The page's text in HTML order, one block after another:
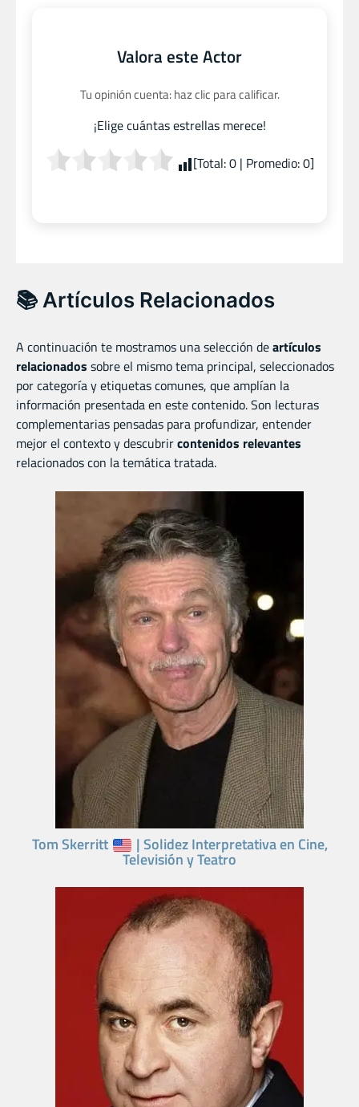
Valora este Actor
Tu opinión cuenta: haz clic para calificar.
¡Elige cuántas estrellas merece!
[Total:0| Promedio:0]
📚 Artículos Relacionados
A continuación te mostramos una selección deartículos
relacionados sobre el mismo tema principal, seleccionados
por categoría y etiquetas comunes, que amplían la
información presentada en este contenido. Son lecturas
complementarias pensadas para profundizar, entender
mejor el contexto y descubrircontenidos relevantes
relacionados con la temática tratada.
Tom Skerritt | Solidez Interpretativa en Cine,
Televisión y Teatro